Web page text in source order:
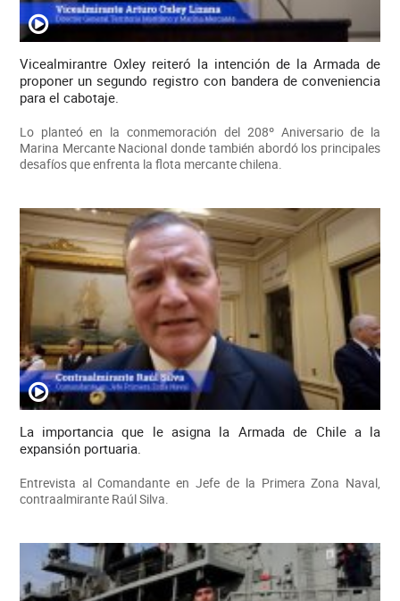
Vicealmirantre Oxley reiteró la intención de la Armada de
proponer un segundo registro con bandera de conveniencia
para el cabotaje.
Lo planteó en la conmemoración del 208º Aniversario de la
Marina Mercante Nacional donde también abordó los principales
desafíos que enfrenta la flota mercante chilena.
La importancia que le asigna la Armada de Chile a la
expansión portuaria.
Entrevista al Comandante en Jefe de la Primera Zona Naval,
contraalmirante Raúl Silva.